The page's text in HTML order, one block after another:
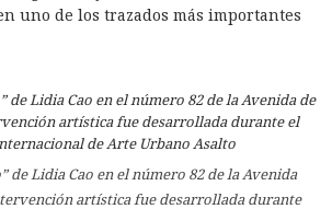
uno de los trazados más importantes
de Lidia Cao en el número 82 de la Avenida
artística fue desarrollada durante